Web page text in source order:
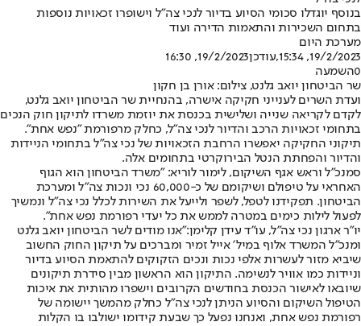
בנוסף יוגדלו סכומי הסיוע בדיור לנכי צה"ל וישופרו זכאויות נוספות
בתחום השכירות והתאמות הדירה ועוד
מערכת היום
19/2/2023, 15:34
,עודכן19/2/2023, 16:30
0השמעה
שר הביטחון יואב גלנט, צילום: אורן בן חקון
ועדת השרים לענייני חקיקה אישרה, בהנחיית שר הביטחון יואב גלנט,
לקדם לקריאה שנייה ושלישית בכנסת את יוזמת משרדו לתיקון חוק הנכים
בתחומי זכאויות הרכב והדיור לנכי צה"ל, כחלק מרפורמת "נפש אחת".
תיקוני החקיקה יאפשרו הרחבת הזכאויות של נכי צה״ל בתחומי הניידות
והדיור והפחתת הנטל הבירוקרטי בתחומים אלה.
סמנכ"ל וראש אגף השיקום, לימור לוריא: "משרד הביטחון הוא הגוף
האחראי על טיפולם ושיקומם של כ-60,000 נכי ונכות צה"ל ומערכת
הביטחון. תפקידנו לטפל, לשפר ולייעל את השירות לכלל נכי צה"ל ונמשיך
לפעול לילות כימים במטרה לממש את כל יעדי רפורמת נפש אחת".
יו״ר ארגון נכי צה״ל, עו״ד עידן קלימן:״אנו מודים לשר הביטחון יואב גלנט
ומנכ״ל המשרד אלוף במיל׳ אייל זמיר ומברכים על תיקון החוק החשוב
שיביא מזור לעשרות אלפי נכות ונכים הזקוקים להתאמת הסיוע בדיור
וניידות כמו אוויר לנשימה. התיקון הוא הראשון מבין סידרת תיקונים
שיובאו לאישור הכנסת בחודשים הקרובים וישפרו מהותית את איכות
הטיפול השיקום והסיוע הניתן לנכי צה״ל כחלק מהמשך יישומה של
רפורמת נפש אחת, ואנחנו נפעל כך שבעת קידומו ישולבו בו הקלות